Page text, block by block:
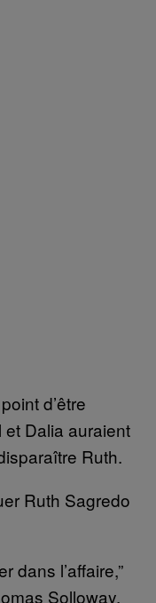
d’être
Dalia auraient
Ruth.
Ruth Sagredo
dans l’affaire,”
Solloway,